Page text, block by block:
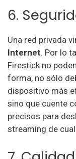
6.
Una red privada
Internet. Por lo
Firestick no
forma, no sólo
dispositivo más
sino que cuente
precisos para
streaming de